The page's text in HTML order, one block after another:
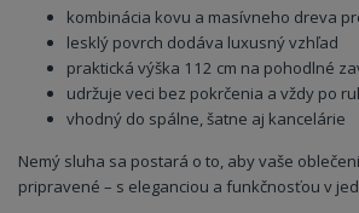
kombinácia kovu a masívneho dreva
lesklý povrch dodáva luxusný vzhľad
praktická výška 112 cm na pohodlné
udržuje veci bez pokrčenia a vždy po
vhodný do spálne, šatne aj kancelárie
Nemý sluha sa postará o to, aby vaše
pripravené – s eleganciou a funkčnosťou v